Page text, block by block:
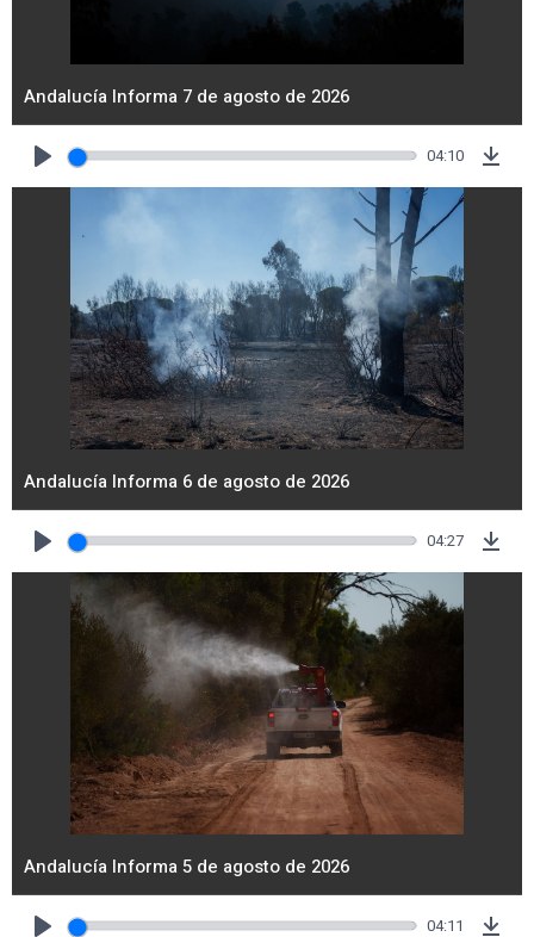
Andalucía Informa 7 de agosto de 2026
Play
04:10
Andalucía Informa 6 de agosto de 2026
Play
04:27
Andalucía Informa 5 de agosto de 2026
04:11